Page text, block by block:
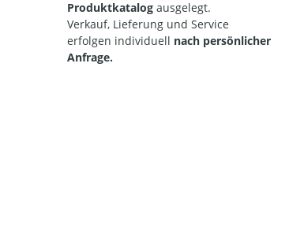
Produktkatalog ausgelegt.
Verkauf, Lieferung und Service
erfolgen individuell nach persönlicher
Anfrage.